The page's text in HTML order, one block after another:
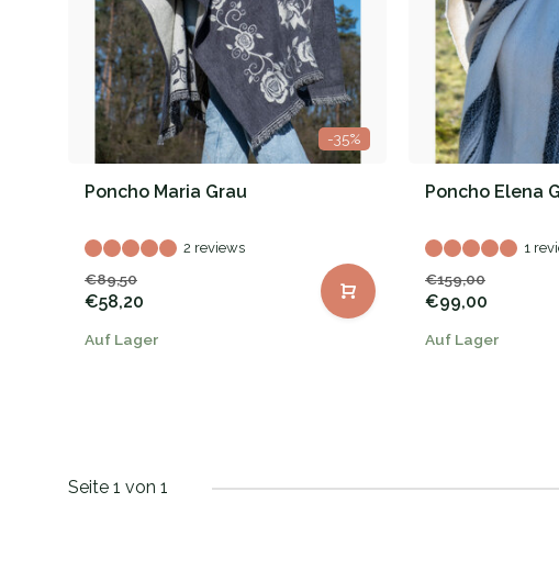
-35%
Poncho Maria Grau
2 reviews
€89,50
€58,20
Auf Lager
Poncho Elena
1
€159,00
€99,00
Auf Lager
Seite 1 von 1